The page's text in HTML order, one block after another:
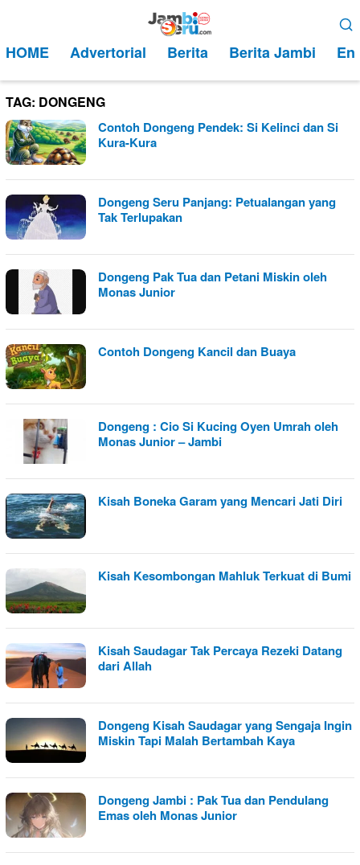
kontenMobile
HOME Advertorial Berita Berita Jambi
TAG: DONGENG
Contoh Dongeng Pendek: Si Kelinci dan Si
Kura-Kura
Dongeng Seru Panjang: Petualangan yang
Tak Terlupakan
Dongeng Pak Tua dan Petani Miskin oleh
Monas Junior
Contoh Dongeng Kancil dan Buaya
Dongeng : Cio Si Kucing Oyen Umrah oleh
Monas Junior – Jambi
Kisah Boneka Garam yang Mencari Jati Diri
Kisah Kesombongan Mahluk Terkuat di Bumi
Kisah Saudagar Tak Percaya Rezeki Datang
dari Allah
Dongeng Kisah Saudagar yang Sengaja Ingin
Miskin Tapi Malah Bertambah Kaya
Dongeng Jambi : Pak Tua dan Pendulang
Emas oleh Monas Junior